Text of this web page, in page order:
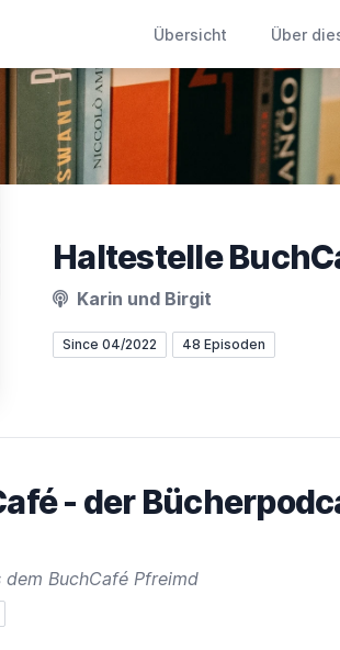
Übersicht Über
Haltestelle
Karin und Birgit
Since 04/2022 48 Episoden
- der
BuchCafé Pfreimd